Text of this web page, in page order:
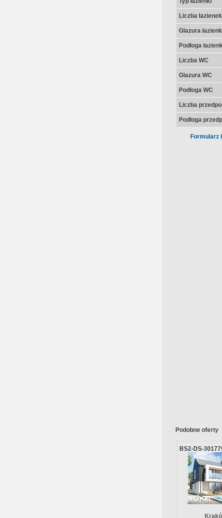
Liczba łazienek
Glazura
Podłoga
Liczba WC
Glazura WC
Podłoga WC
Liczba
Podłoga
Formularz
Podobne oferty
BS2-DS-